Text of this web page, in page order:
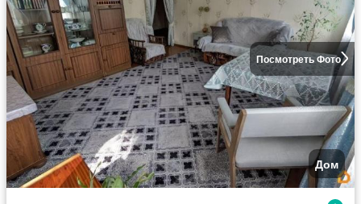
Посмотреть Фото
Дом